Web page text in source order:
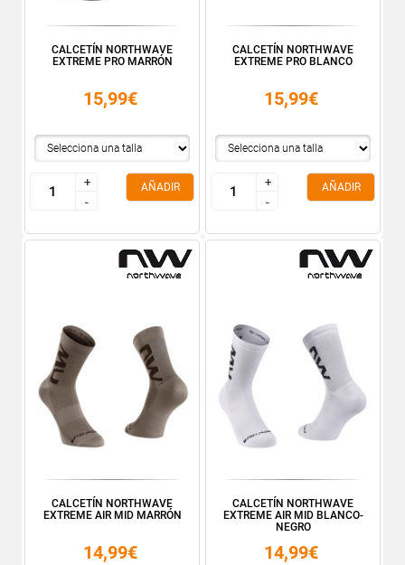
CALCETÍN NORTHWAVE
EXTREME PRO MARRÓN
15,99€
+
-
+
-
AÑADIR
CALCETÍN NORTHWAVE
EXTREME PRO BLANCO
15,99€
+
-
+
-
AÑADIR
CALCETÍN NORTHWAVE
EXTREME AIR MID MARRÓN
14,99€
CALCETÍN NORTHWAVE
EXTREME AIR MID BLANCO-
NEGRO
14,99€